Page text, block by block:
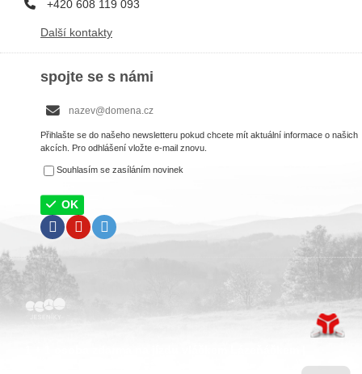
+420 608 119 093
Další kontakty
spojte se s námi
Přihlašte se do našeho newsletteru pokud chcete mít aktuální informace o našich
akcích. Pro odhlášení vložte e-mail znovu.
Souhlasím se zasíláním novinek
OK
FacebookYoutube